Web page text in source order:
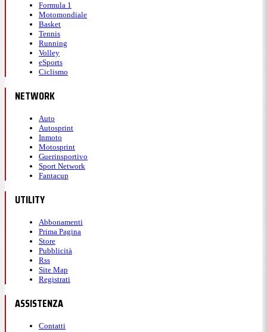
Formula 1
Motomondiale
Basket
Tennis
Running
Volley
eSports
Ciclismo
NETWORK
Auto
Autosprint
Inmoto
Motosprint
Guerinsportivo
Sport Network
Fantacup
UTILITY
Abbonamenti
Prima Pagina
Store
Pubblicità
Rss
Site Map
Registrati
ASSISTENZA
Contatti